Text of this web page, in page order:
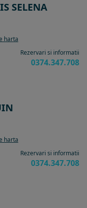
SELENA
harta
Rezervari si informatii
0374.347.708
harta
Rezervari si informatii
0374.347.708